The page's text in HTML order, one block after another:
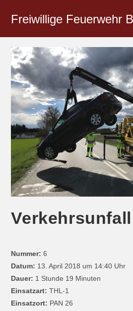
Freiwillige Feuerwehr
Verkehrsunfall
Nummer: 6
Datum: 13. April 2018 um 14:40 Uhr
Dauer: 1 Stunde 19 Minuten
Einsatzart: THL-1
Einsatzort: PAN 26